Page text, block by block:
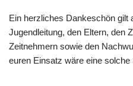
Ein herzliches Dankeschön gilt
Jugendleitung, den Eltern, den
Zeitnehmern sowie den
euren Einsatz wäre eine